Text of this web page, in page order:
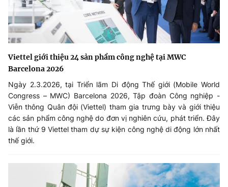
Viettel giới thiệu 24 sản phẩm công nghệ tại MWC
Barcelona 2026
Ngày 2.3.2026, tại Triển lãm Di động Thế giới (Mobile World
Congress – MWC) Barcelona 2026, Tập đoàn Công nghiệp -
Viễn thông Quân đội (Viettel) tham gia trưng bày và giới thiệu
các sản phẩm công nghệ do đơn vị nghiên cứu, phát triển. Đây
là lần thứ 9 Viettel tham dự sự kiện công nghệ di động lớn nhất
thế giới.